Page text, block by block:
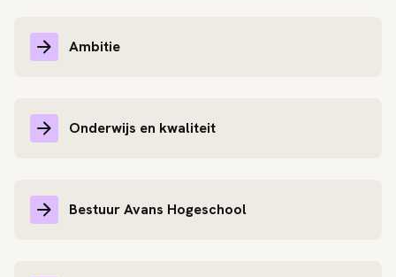
Ambitie
Onderwijs en kwaliteit
Bestuur Avans Hogeschool